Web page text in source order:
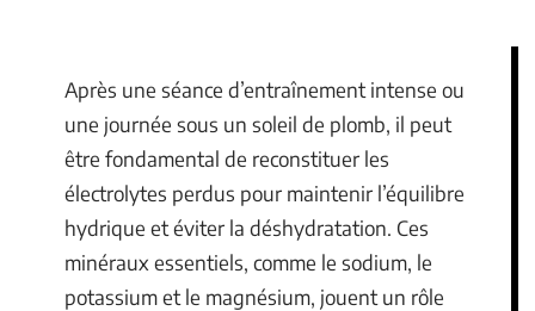
Après une séance d’entraînement intense ou
une journée sous un soleil de plomb, il peut
être fondamental de reconstituer les
électrolytes perdus pour maintenir l’équilibre
hydrique et éviter la déshydratation. Ces
minéraux essentiels, comme le sodium, le
potassium et le magnésium, jouent un rôle